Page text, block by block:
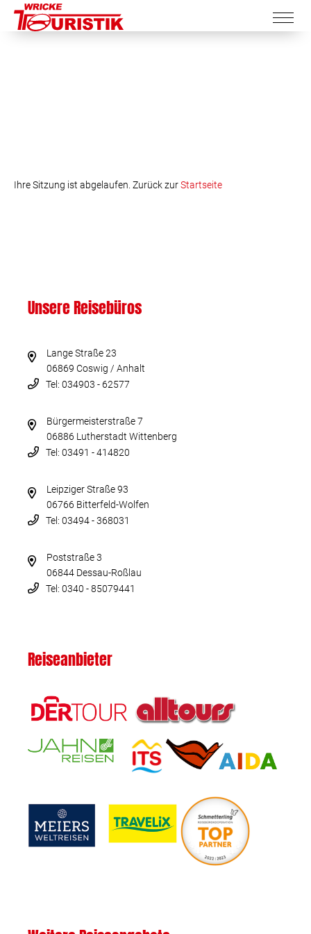
Ihre Sitzung ist abgelaufen. Zurück zurStartseite
Unsere Reisebüros
Lange Straße 23
06869 Coswig / Anhalt
Tel: 034903 - 62577
Bürgermeisterstraße 7
06886 Lutherstadt Wittenberg
Tel: 03491 - 414820
Leipziger Straße 93
06766 Bitterfeld-Wolfen
Tel: 03494 - 368031
Poststraße 3
06844 Dessau-Roßlau
Tel: 0340 - 85079441
Reiseanbieter